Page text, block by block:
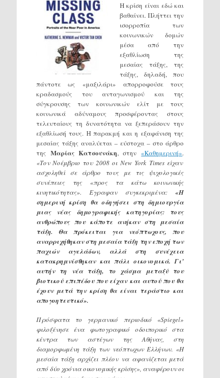
Η κρίση είναι εδώ και
βαθαίνει. Πλήττει την
ισορροπία των
κοινωνικών δομών
μέσα από την
εξαθλίωση της
μεσαίας τάξης, της
τάξης, δηλαδή, που
πάντοτε ως «μαξιλάρι» απορροφούσε τους
κραδασμούς του ανταγωνισμού και της
σύγκρουσης των κοινωνικών ελίτ με τους
κοινωνικά αδύναμους προσφέροντας στους
τελευταίους τη δυνατότητα να ξεπεράσουν την
εξαθλίωσή τους. Η παρακμή και η εξαφάνιση της
μεσαίας τάξης αναλύεται – εύστοχα – στο άρθρο
της Μαρίας Κατσουνάκη, στην «Καθημερινή».
«Τον Νοέμβριο του 2008 οι New York Times είχαν
ασχοληθεί σε άρθρο τους με τις ψυχολογικές
συνέπειες της «προς τα κάτω κοινωνικής
κινητικότητας». Εγραφαν συγκεκριμένα:«Η
σημερινή κρίση θα οδηγήσει στη δημιουργία
μιας νέας δημογραφικής κατηγορίας: τους
ανθρώπους που κάποτε ανήκαν στη μεσαία
τάξη. Θα πρόκειται για νεόπτωχους, που
αναρριχήθηκαν στη μεσαία τάξη την εποχή των
παχιών αγελάδων, αλλά στη συνέχεια
κατακρημνίσθηκαν και πάλι οικονομικά. Γι’
αυτήν τη νέα τάξη, το χάσμα μεταξύ του
βιοτικού επιπέδου που είχαν και αυτού που θα
έχουν μετά την κρίση θα είναι τεράστιο και
απογοητευτικό».
Πρόσφατα το γερμανικό περιοδικό «Spiegel»
φιλοξένησε ένα φωτογραφικό οδοιπορικό στα
κέντρα των αστέγων της Αθήνας, στη
διαμορφωμένη τάξη των νεόπτωχων Ελλήνων. «Η
μεσαία τάξη αρχίζει πλέον να αφανίζεται μετά
από δύο χρόνια οικονομικής κρίσης», αναφέρουν οι